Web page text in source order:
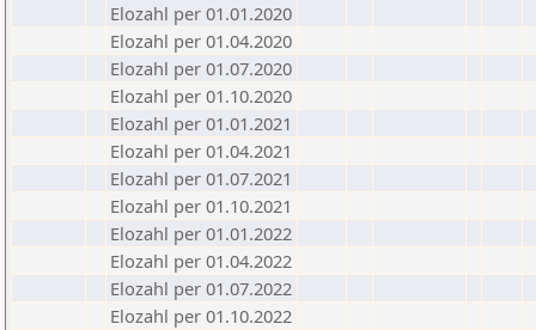
Elozahl per 01.01.2020
Elozahl per 01.04.2020
Elozahl per 01.07.2020
Elozahl per 01.10.2020
Elozahl per 01.01.2021
Elozahl per 01.04.2021
Elozahl per 01.07.2021
Elozahl per 01.10.2021
Elozahl per 01.01.2022
Elozahl per 01.04.2022
Elozahl per 01.07.2022
Elozahl per 01.10.2022